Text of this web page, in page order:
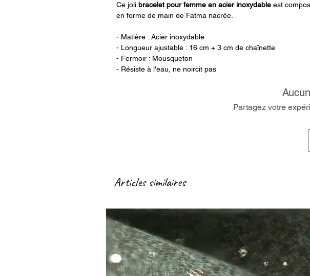
Ce joli bracelet pour femme en acier inoxydable est
en forme de main de Fatma nacrée
- Matière : Acier inoxydable
- Longueur ajustable : 16 cm + 3 cm de chaînette
- Fermoir : Mousqueton
- Résiste à l'eau, ne noircit pas
Partagez votre
Articles similaires